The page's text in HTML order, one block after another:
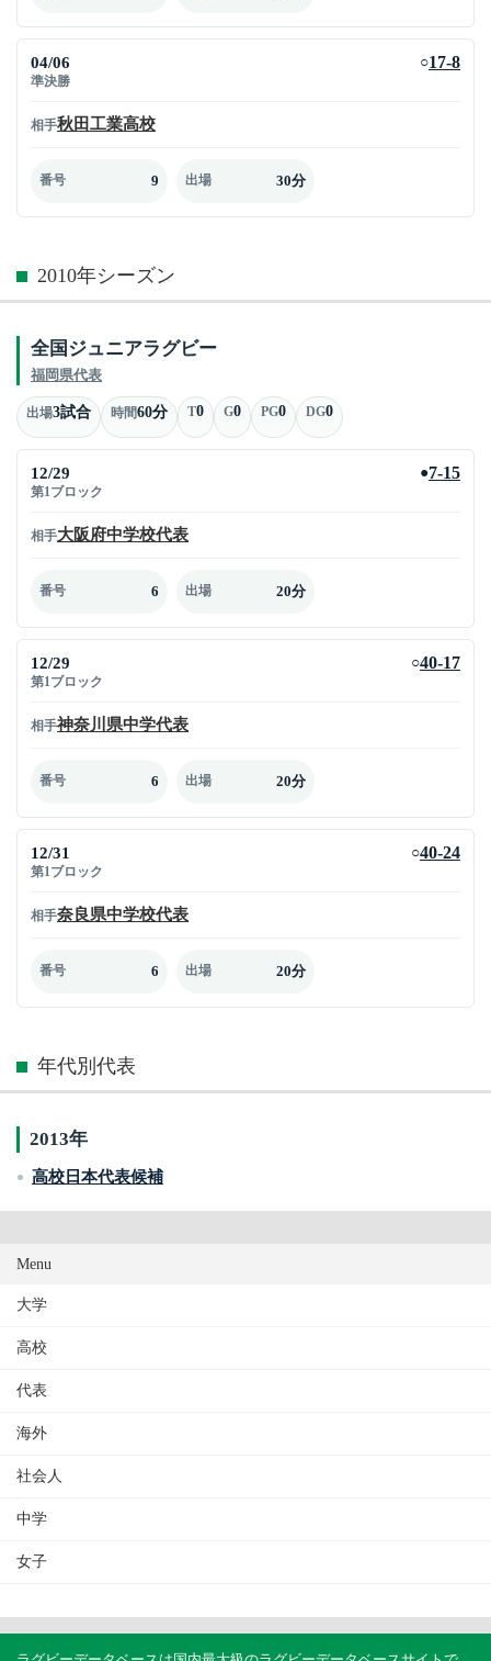
04/06
準決勝
○17-8
相手秋田工業高校
番号 9 出場 30分
2010年シーズン
全国ジュニアラグビー
福岡県代表
出場3試合 時間60分 T0 G0 PG0 DG0
12/29
第1ブロック
●7-15
相手大阪府中学校代表
番号 6 出場 20分
12/29
第1ブロック
○40-17
相手神奈川県中学代表
番号 6 出場 20分
12/31
第1ブロック
○40-24
相手奈良県中学校代表
番号 6 出場 20分
年代別代表
2013年
高校日本代表候補
Menu
大学
高校
代表
海外
社会人
中学
女子